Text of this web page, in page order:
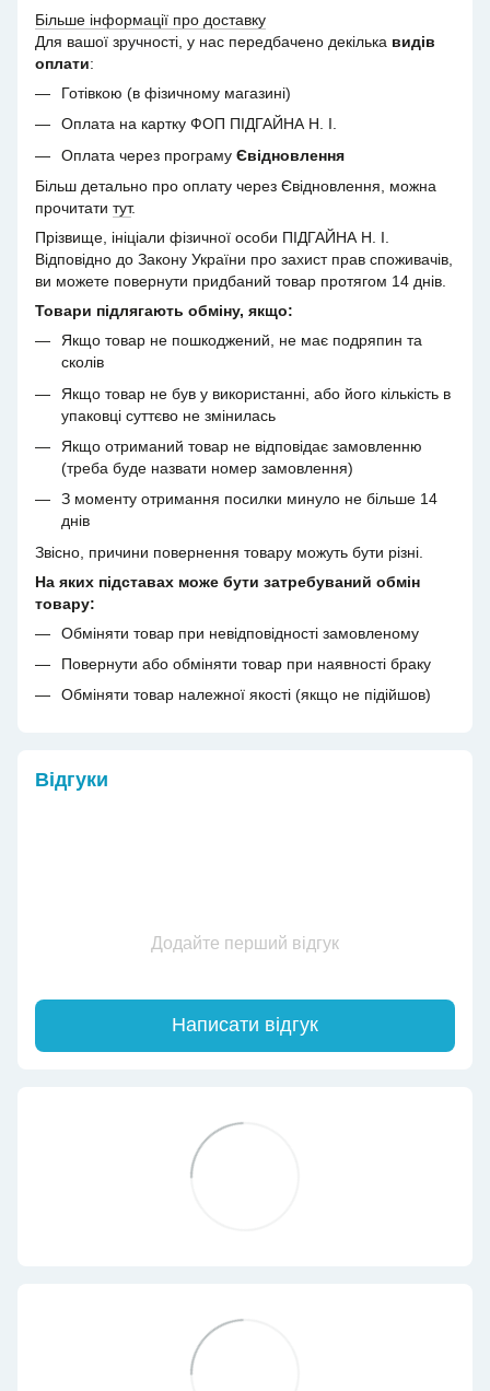
Більше інформації про доставку
Для вашої зручності, у нас передбачено декілька видів
оплати:
Готівкою (в фізичному магазині)
Оплата на картку ФОП ПІДГАЙНА Н. І.
Оплата через програму Євідновлення
Більш детально про оплату через Євідновлення, можна
прочитати тут.
Прізвище, ініціали фізичної особи ПІДГАЙНА Н. І.
Відповідно до Закону України про захист прав споживачів,
ви можете повернути придбаний товар протягом 14 днів.
Товари підлягають обміну, якщо:
Якщо товар не пошкоджений, не має подряпин та
сколів
Якщо товар не був у використанні, або його кількість в
упаковці суттєво не змінилась
Якщо отриманий товар не відповідає замовленню
(треба буде назвати номер замовлення)
З моменту отримання посилки минуло не більше 14
днів
Звісно, причини повернення товару можуть бути різні.
На яких підставах може бути затребуваний обмін
товару:
Обміняти товар при невідповідності замовленому
Повернути або обміняти товар при наявності браку
Обміняти товар належної якості (якщо не підійшов)
Відгуки
Додайте перший відгук
Написати відгук